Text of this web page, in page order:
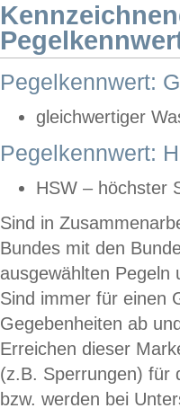
Pegelkennwert:
gleichwertiger
Pegelkennwert:
HSW – höchster
Sind in
Bundes mit den
ausgewählten
Sind immer für einen
Gegebenheiten ab
Erreichen dieser
(z.B. Sperrungen) für
bzw. werden bei